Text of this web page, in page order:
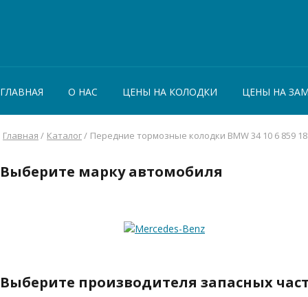
ГЛАВНАЯ О НАС ЦЕНЫ НА КОЛОДКИ ЦЕНЫ НА
Главная / Каталог/ Передние тормозные колодки BMW 34 10 6 859
Выберите марку автомобиля
Выберите производителя запасных